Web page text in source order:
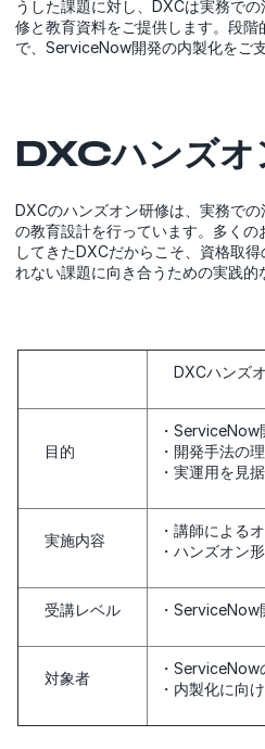
うした課題に対し、DXCは実務で
修と教育資料をご提供します。段階
で、ServiceNow開発の内製化をご支
DXCハンズ
目的
・
・開発手法の
・実運用を見
実施内容
・講師による
・ハンズオン
受講レベル ・
対象者
・
・内製化に向
DXCハンズオ
DXCのハンズオン研修は、実務で
の教育設計を行っています。多く
してきたDXCだからこそ、資格取
れない課題に向き合うための実践的